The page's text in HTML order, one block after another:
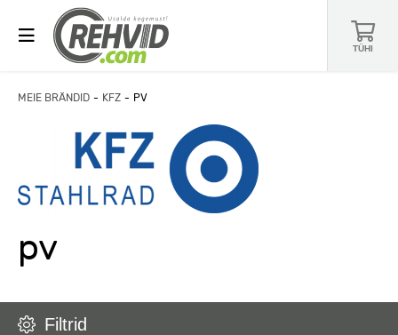
TÜHI
MEIE BRÄNDID KFZ PV
pv
Filtrid